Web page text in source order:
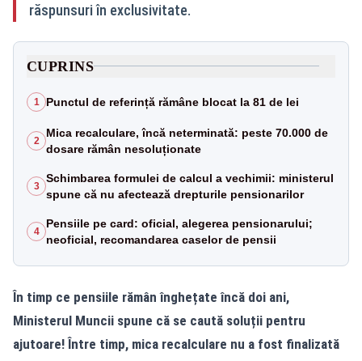
răspunsuri în exclusivitate.
CUPRINS
1 Punctul de referință rămâne blocat la 81 de lei
2
Mica recalculare, încă neterminată: peste 70.000 de
dosare rămân nesoluționate
3
Schimbarea formulei de calcul a vechimii: ministerul
spune că nu afectează drepturile pensionarilor
4
Pensiile pe card: oficial, alegerea pensionarului;
neoficial, recomandarea caselor de pensii
În timp ce pensiile rămân înghețate încă doi ani,
Ministerul Muncii spune că se caută soluții pentru
ajutoare! Între timp, mica recalculare nu a fost finalizată